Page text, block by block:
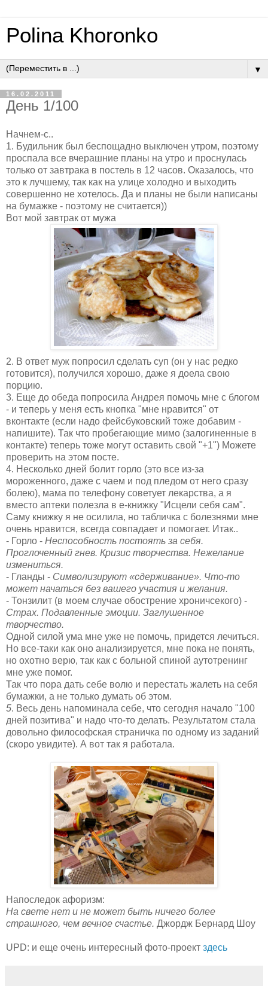
Polina Khoronko
▼
16.02.2011
День 1/100
Начнем-с..
1. Будильник был беспощадно выключен утром, поэтому
проспала все вчерашние планы на утро и проснулась
только от завтрака в постель в 12 часов. Оказалось, что
это к лучшему, так как на улице холодно и выходить
совершенно не хотелось. Да и планы не были написаны
на бумажке - поэтому не считается))
Вот мой завтрак от мужа
2. В ответ муж попросил сделать суп (он у нас редко
готовится), получился хорошо, даже я доела свою
порцию.
3. Еще до обеда попросила Андрея помочь мне с блогом
- и теперь у меня есть кнопка "мне нравится" от
вконтакте (если надо фейсбуковский тоже добавим -
напишите). Так что пробегающие мимо (залогиненные в
контакте) теперь тоже могут оставить свой "+1") Можете
проверить на этом посте.
4. Несколько дней болит горло (это все из-за
мороженного, даже с чаем и под пледом от него сразу
болею), мама по телефону советует лекарства, а я
вместо аптеки полезла в е-книжку "Исцели себя сам".
Саму книжку я не осилила, но табличка с болезнями мне
очень нравится, всегда совпадает и помогает. Итак..
- Горло - Неспособность постоять за себя.
Проглоченный гнев. Кризис творчества. Нежелание
измениться.
- Гланды - Символизируют «сдерживание». Что-то
может начаться без вашего участия и желания.
- Тонзилит (в моем случае обострение хроничсекого) -
Страх. Подавленные эмоции. Заглушенное
творчество.
Одной силой ума мне уже не помочь, придется лечиться.
Но все-таки как оно анализируется, мне пока не понять,
но охотно верю, так как с больной спиной аутотренинг
мне уже помог.
Так что пора дать себе волю и перестать жалеть на себя
бумажки, а не только думать об этом.
5. Весь день напоминала себе, что сегодня начало "100
дней позитива" и надо что-то делать. Результатом стала
довольно философская страничка по одному из заданий
(скоро увидите). А вот так я работала.
Напоследок афоризм:
На свете нет и не может быть ничего более
страшного, чем вечное счастье. Джордж Бернард Шоу
UPD: и еще очень интересный фото-проект здесь